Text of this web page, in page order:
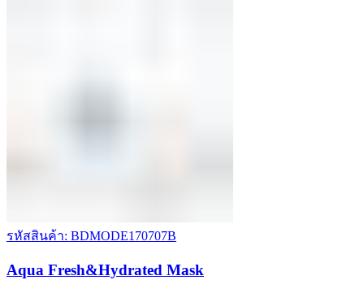
รหัสสินค้า: BDMODE170707B
Aqua Fresh&Hydrated Mask